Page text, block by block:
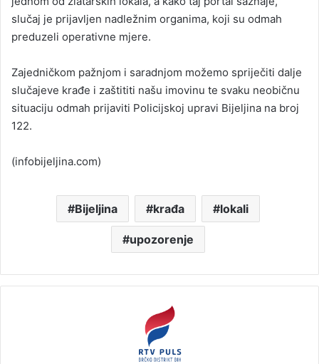
slučaj je prijavljen nadležnim organima, koji su odmah
preduzeli operativne mjere.
Zajedničkom pažnjom i saradnjom možemo spriječiti dalje
slučajeve krađe i zaštititi našu imovinu te svaku neobičnu
situaciju odmah prijaviti Policijskoj upravi Bijeljina na broj
122.
(infobijeljina.com)
Bijeljina krađa lokali
upozorenje